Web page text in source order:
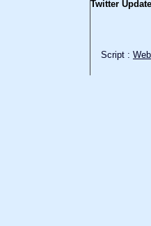
Twitter
Script :